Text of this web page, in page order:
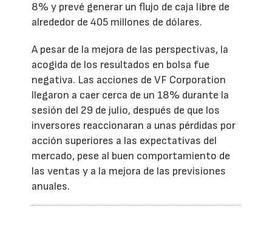
8% y prevé generar un flujo de caja libre de
alrededor de 405 millones de dólares.
A pesar de la mejora de las perspectivas, la
acogida de los resultados en bolsa fue
negativa. Las acciones de VF Corporation
llegaron a caer cerca de un 18% durante la
sesión del 29 de julio, después de que los
inversores reaccionaran a unas pérdidas por
acción superiores a las expectativas del
mercado, pese al buen comportamiento de
las ventas y a la mejora de las previsiones
anuales.